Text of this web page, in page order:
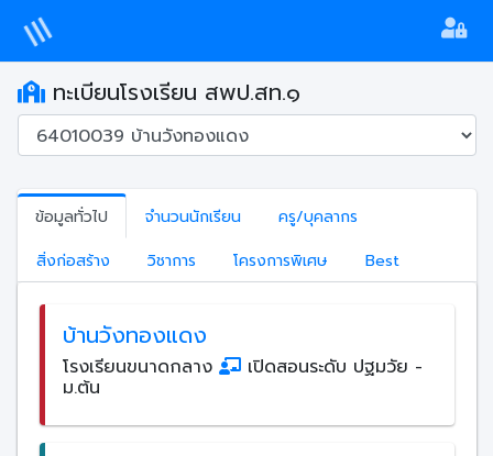
ทะเบียนโรงเรียน สพป.สท.๑
ข้อมูลทั่วไป จำนวนนักเรียน
ครู/บุคลากร
สิ่งก่อสร้าง
วิชาการ โครงการพิเศษ Best
บ้านวังทองแดง
โรงเรียนขนาดกลาง เปิดสอนระดับ ปฐมวัย -
ม.ต้น